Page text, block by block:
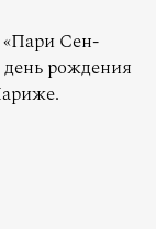
Сен-
рождения